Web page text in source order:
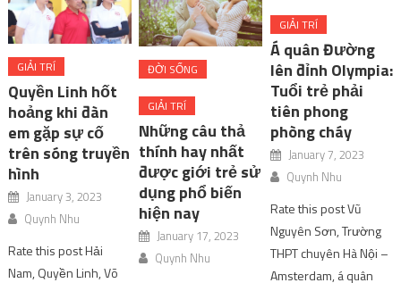
GIẢI TRÍ
Quyền Linh hốt
hoảng khi đàn
em gặp sự cố
trên sóng truyền
hình
January 3, 2023
Quynh Nhu
Rate this post Hải
Nam, Quyền Linh, Võ
ĐỜI SỐNG
GIẢI TRÍ
Những câu thả
thính hay nhất
được giới trẻ sử
dụng phổ biến
hiện nay
January 17, 2023
Quynh Nhu
GIẢI TRÍ
Á quân Đường
lên đỉnh Olympia:
Tuổi trẻ phải
tiên phong
phòng cháy
January 7, 2023
Quynh Nhu
Rate this post Vũ
Nguyên Sơn, Trường
THPT chuyên Hà Nội –
Amsterdam, á quân